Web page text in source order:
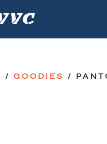
/ GOODIES /